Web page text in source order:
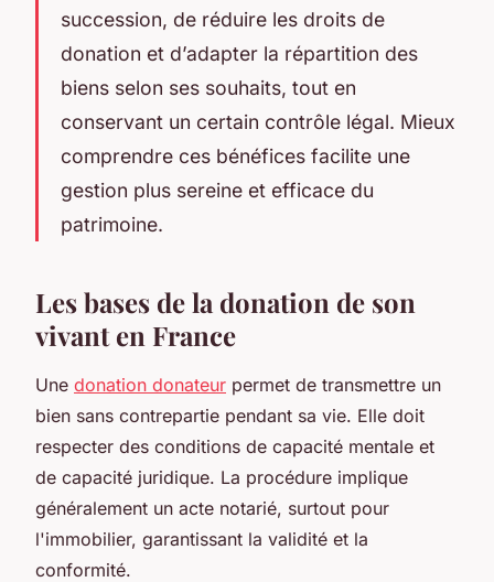
succession, de réduire les droits de
donation et d’adapter la répartition des
biens selon ses souhaits, tout en
conservant un certain contrôle légal. Mieux
comprendre ces bénéfices facilite une
gestion plus sereine et efficace du
patrimoine.
Les bases de la donation de son
vivant en France
Une donation donateur permet de transmettre un
bien sans contrepartie pendant sa vie. Elle doit
respecter des conditions de capacité mentale et
de capacité juridique. La procédure implique
généralement un acte notarié, surtout pour
l'immobilier, garantissant la validité et la
conformité.